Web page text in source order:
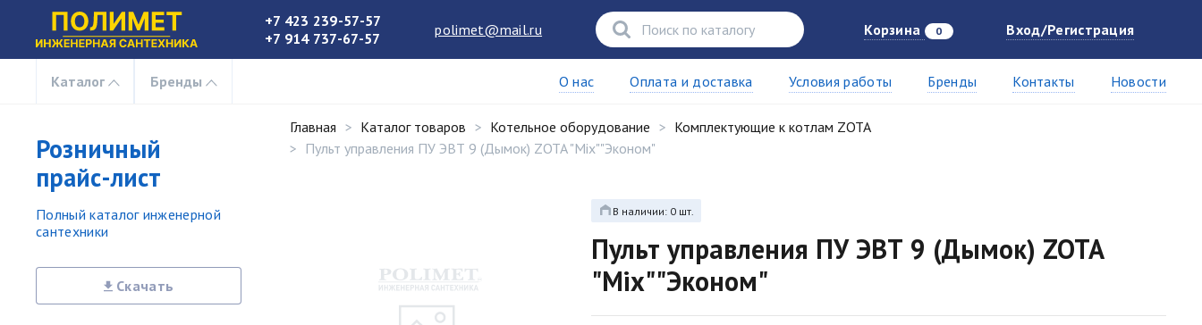
+7 423 239-57-57
+7 914 737-67-57
polimet@mail.ru Корзина 0 Вход/Регистрация
Каталог Бренды О нас Оплата и доставка Условия работы Бренды Контакты Новости
Розничный
прайс-лист
Полный каталог инженерной
сантехники
Скачать
Главная Каталог товаров Котельное оборудование
Комплектующие к котлам ZOTA
Пульт управления ПУ ЭВТ 9 (Дымок) ZOTA "Mix""Эконом"
В наличии: 0 шт.
Пульт управления ПУ ЭВТ 9 (Дымок) ZOTA
"Mix""Эконом"